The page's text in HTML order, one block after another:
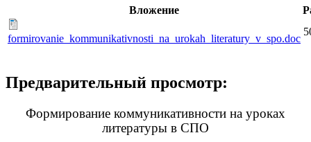
Вложение
formirovanie_kommunikativnosti_na_urokah_literatury_v_spo.doc
Предварительный просмотр:
Формирование коммуникативности на уроках
литературы в СПО